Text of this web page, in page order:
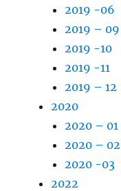
2019 -06
2019 – 09
2019 -10
2019 -11
2019 – 12
2020
2020 – 01
2020 – 02
2020 -03
2022